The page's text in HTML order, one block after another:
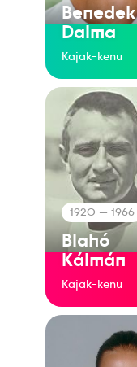
Benedek
Dalma
Kajak-kenu
1920 — 1966
Blahó
Kálmán
Kajak-kenu